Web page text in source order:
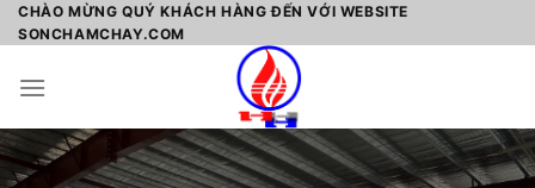
Skip
to
CHÀO MỪNG QUÝ KHÁCH HÀNG ĐẾN VỚI WEBSITE
SONCHAMCHAY.COM